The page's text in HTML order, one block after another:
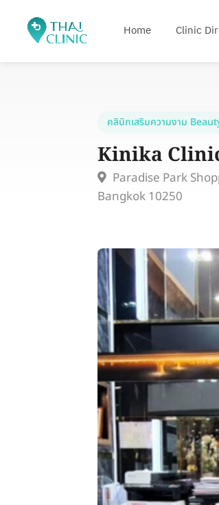
Home Clinic
คลินิกเสริมความงาม
Kinika
Paradise Park
Bangkok 10250